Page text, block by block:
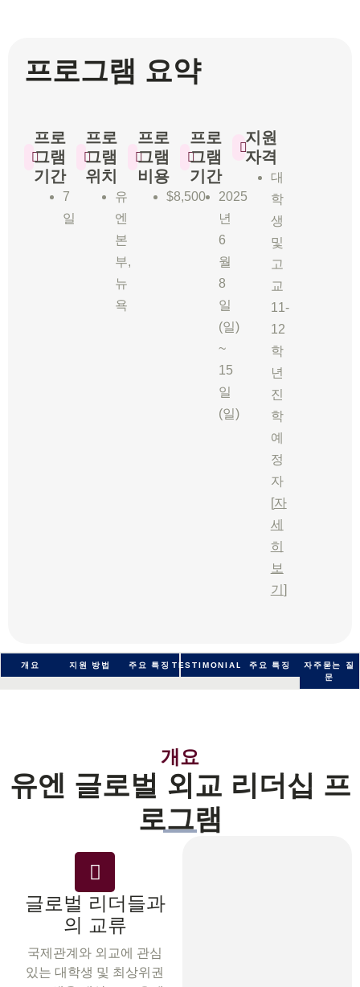
프로그램 요약
프로
그램
기간
7
일
프로
그램
위치
유
엔
본
부,
뉴
욕
프로
그램
비용
$8,500
프로
그램
기간
2025
년
6
월
8
일
(일)
~
15
일
(일)
지원
자격
대
학
생
및
고
교
11-
12
학
년
진
학
예
정
자
[자
세
히
보
기 ]
개요 지원 방법 주요 특징 TESTIMONIALS주요 특징
자주묻는 질
문
개요
유엔 글로벌 외교 리더십 프
로그램
글로벌 리더들과
의 교류
국제관계와 외교에 관심
있는 대학생 및 최상위권